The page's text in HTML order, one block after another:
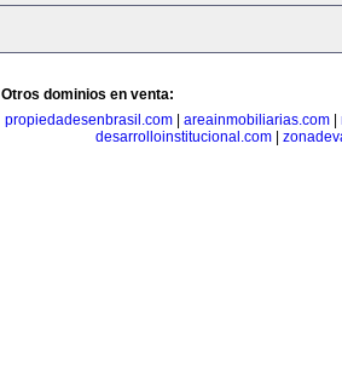
Otros dominios en venta:
propiedadesenbrasil.com| areainmobiliarias.com|
desarrolloinstitucional.com